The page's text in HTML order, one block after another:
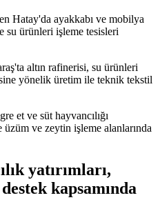
Hatay'da ayakkabı ve mobilya
su ürünleri işleme tesisleri
altın rafinerisi, su ürünleri
yönelik üretim ile teknik tekstil
et ve süt hayvancılığı
üzüm ve zeytin işleme alanlarında
yatırımları,
kapsamında